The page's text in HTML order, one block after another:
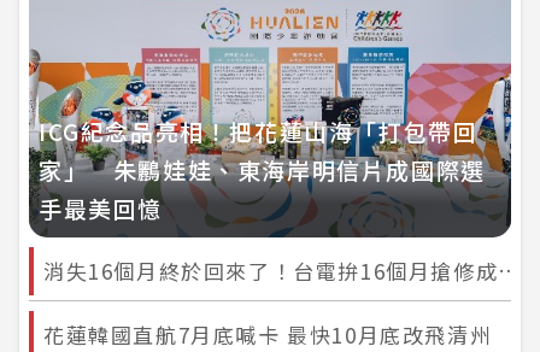
ICG紀念品亮相！把花蓮山海「打包帶回
家」 朱鸝娃娃、東海岸明信片成國際選
手最美回憶
消失16個月終於回來了！台電拚16個月搶修成功 「蒂芙尼藍」夢幻秘境再現
花蓮韓國直航7月底喊卡 最快10月底改飛清州